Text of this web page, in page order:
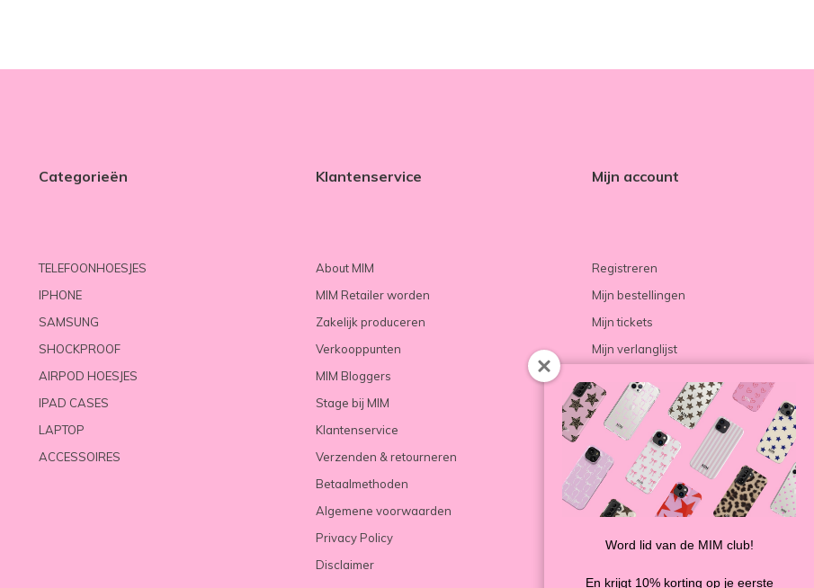
Categorieën
TELEFOONHOESJES
IPHONE
SAMSUNG
SHOCKPROOF
AIRPOD HOESJES
IPAD CASES
LAPTOP
ACCESSOIRES
Klantenservice
About MIM
MIM Retailer worden
Zakelijk produceren
Verkooppunten
MIM Bloggers
Stage bij MIM
Klantenservice
Verzenden & retourneren
Betaalmethoden
Algemene voorwaarden
Privacy Policy
Disclaimer
Mijn account
Registreren
Mijn bestellingen
Mijn tickets
Mijn verlanglijst
Word lid van de MIM club!
En krijgt 10% korting op je eerste